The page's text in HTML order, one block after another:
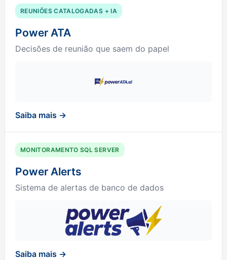
REUNIÕES CATALOGADAS + IA
Power ATA
Decisões de reunião que saem do papel
Saiba mais →
MONITORAMENTO SQL SERVER
Power Alerts
Sistema de alertas de banco de dados
Saiba mais →